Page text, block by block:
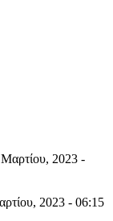
2023 -
2023 - 06:15